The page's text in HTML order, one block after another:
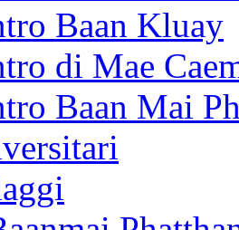
Baan Kluay
di Mae
Baan Mai